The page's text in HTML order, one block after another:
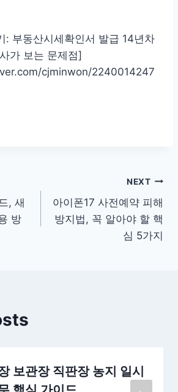
: 부동산시세확인서 발급 14년차
가 보는 문제점]
cjminwon/2240014247
, 새
방
NEXT
아이폰17 사전예약 피해
방지법, 꼭 알아야 할 핵
심 5가지
보관장 직판장 농지 일시